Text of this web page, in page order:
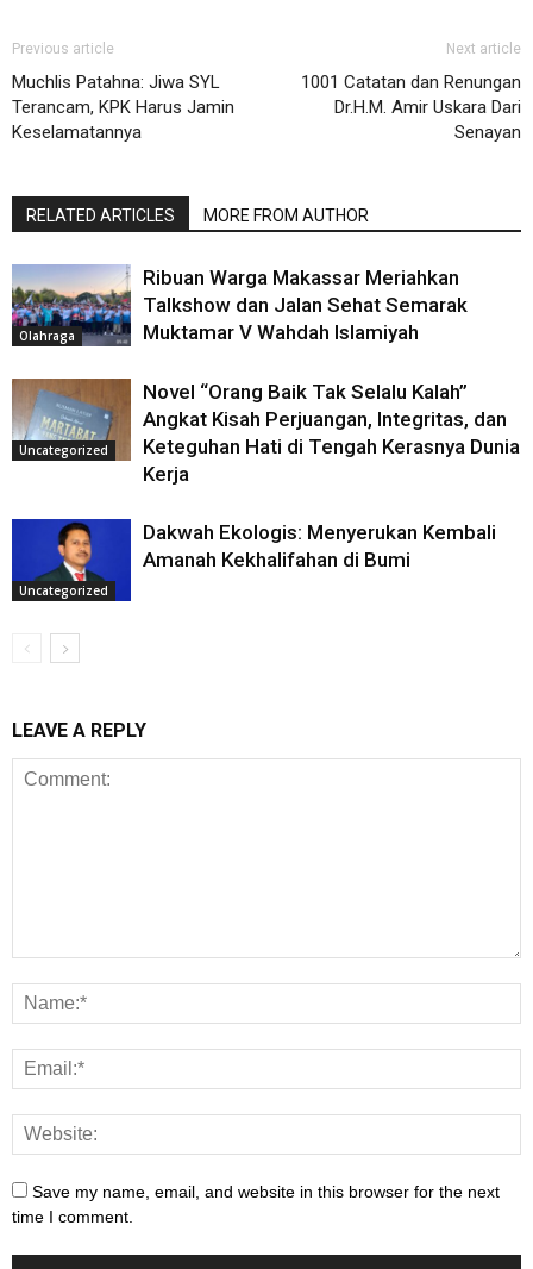
Previous article
Muchlis Patahna: Jiwa SYL
Terancam, KPK Harus Jamin
Keselamatannya
Next article
1001 Catatan dan Renungan
Dr.H.M. Amir Uskara Dari
Senayan
RELATED ARTICLES MORE FROM AUTHOR
Olahraga
Ribuan Warga Makassar Meriahkan
Talkshow dan Jalan Sehat Semarak
Muktamar V Wahdah Islamiyah
Uncategorized
Novel “Orang Baik Tak Selalu Kalah”
Angkat Kisah Perjuangan, Integritas, dan
Keteguhan Hati di Tengah Kerasnya Dunia
Kerja
Uncategorized
Dakwah Ekologis: Menyerukan Kembali
Amanah Kekhalifahan di Bumi
LEAVE A REPLY
Save my name, email, and website in this browser for the next
time I comment.